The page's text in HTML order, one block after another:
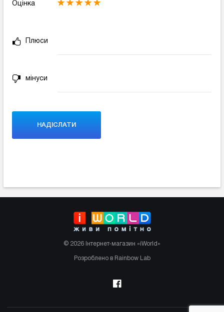
Оцінка
Плюси
мінуси
© 2026 Інтернет-магазин «iWorld»
Розроблено в Rainbow Lab